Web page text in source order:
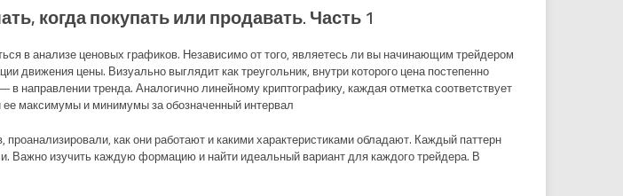
когда покупать или продавать. Часть 1
в анализе ценовых графиков. Независимо от того, являетесь ли вы начинающим трейдером
цены. Визуально выглядит как треугольник, внутри которого цена постепенно
направлении тренда. Аналогично линейному криптографику, каждая отметка соответствует
максимумы и минимумы за обозначенный интервал.
как они работают и какими характеристиками обладают. Каждый паттерн
Важно изучить каждую формацию и найти идеальный вариант для каждого трейдера. В